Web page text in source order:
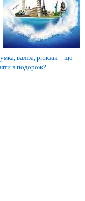
валіза, рюкзак – що
в подорож?